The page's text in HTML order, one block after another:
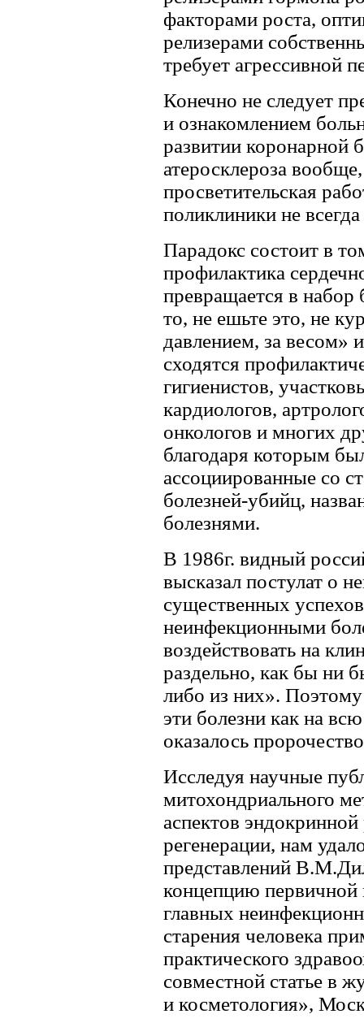
факторами роста,
релизерами
требует агрессивной
Конечно не следует
и ознакомлением
развитии коронарной
атеросклероза
просветительская
поликлиники не
Парадокс состоит в
профилактика
превращается в набор
то, не ешьте это, не
давлением, за весом»
сходятся
гигиенистов,
кардиологов,
онкологов и многих
благодаря которым
ассоциированные со
болезней-убийц,
болезнями.
В 1986г. видный
высказал постулат о
существенных
неинфекционными
воздействовать на
раздельно, как бы ни
либо из них».
эти болезни как на
оказалось
Исследуя научные
митохондриального
аспектов
регенерации, нам
представлений
концепцию первичной
главных
старения человека
практического
совместной статье в
и косметология»,